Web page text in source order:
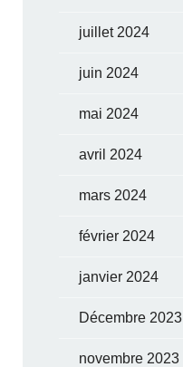
juillet 2024
juin 2024
mai 2024
avril 2024
mars 2024
février 2024
janvier 2024
Décembre 2023
novembre 2023